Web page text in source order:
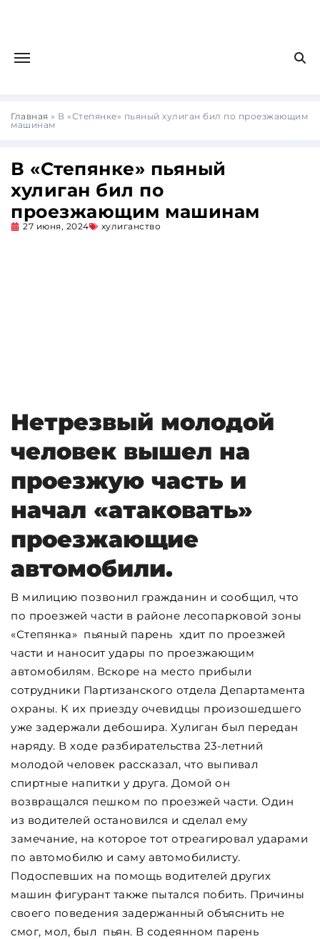
Главная » В «Степянке» пьяный хулиган бил по проезжающим
машинам
В «Степянке» пьяный
хулиган бил по
проезжающим машинам
27 июня, 2024 хулиганство
Нетрезвый молодой
человек вышел на
проезжую часть и
начал «атаковать»
проезжающие
автомобили.
В милицию позвонил гражданин и сообщил, что
по проезжей части в районе лесопарковой зоны
«Степянка» пьяный парень хдит по проезжей
части и наносит удары по проезжающим
автомобилям. Вскоре на место прибыли
сотрудники Партизанского отдела Департамента
охраны. К их приезду очевидцы произошедшего
уже задержали дебошира. Хулиган был передан
наряду. В ходе разбирательства 23-летний
молодой человек рассказал, что выпивал
спиртные напитки у друга. Домой он
возвращался пешком по проезжей части. Один
из водителей остановился и сделал ему
замечание, на которое тот отреагировал ударами
по автомобилю и саму автомобилисту.
Подоспевших на помощь водителей других
машин фигурант также пытался побить. Причины
своего поведения задержанный объяснить не
смог, мол, был пьян. В содеянном парень